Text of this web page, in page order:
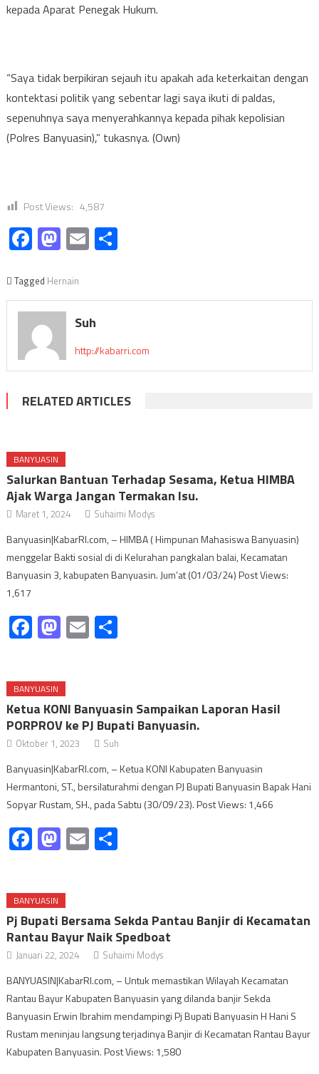
kepada Aparat Penegak Hukum.
“Saya tidak berpikiran sejauh itu apakah ada keterkaitan dengan
kontektasi politik yang sebentar lagi saya ikuti di paldas,
sepenuhnya saya menyerahkannya kepada pihak kepolisian
(Polres Banyuasin),” tukasnya. (Own)
Post Views: 4,587
Facebook
Mastodon
EmailShare
Tagged Hernain
Suh
http://kabarri.com
RELATED ARTICLES
BANYUASIN
Salurkan Bantuan Terhadap Sesama, Ketua HIMBA
Ajak Warga Jangan Termakan Isu.
Maret 1, 2024 Suhaimi Modys
Banyuasin|KabarRI.com, – HIMBA ( Himpunan Mahasiswa Banyuasin)
menggelar Bakti sosial di di Kelurahan pangkalan balai, Kecamatan
Banyuasin 3, kabupaten Banyuasin. Jum’at (01/03/24) Post Views:
1,617
Facebook
Mastodon
Email
BANYUASIN
Ketua KONI Banyuasin Sampaikan Laporan Hasil
PORPROV ke PJ Bupati Banyuasin.
Oktober 1, 2023 Suh
Banyuasin|KabarRI.com, – Ketua KONI Kabupaten Banyuasin
Hermantoni, ST., bersilaturahmi dengan PJ Bupati Banyuasin Bapak Hani
Sopyar Rustam, SH., pada Sabtu (30/09/23). Post Views: 1,466
Facebook
Mastodon
Email
BANYUASIN
Pj Bupati Bersama Sekda Pantau Banjir di Kecamatan
Rantau Bayur Naik Spedboat
Januari 22, 2024 Suhaimi Modys
BANYUASIN|KabarRI.com, – Untuk memastikan Wilayah Kecamatan
Rantau Bayur Kabupaten Banyuasin yang dilanda banjir Sekda
Banyuasin Erwin Ibrahim mendampingi Pj Bupati Banyuasin H Hani S
Rustam meninjau langsung terjadinya Banjir di Kecamatan Rantau Bayur
Kabupaten Banyuasin. Post Views: 1,580